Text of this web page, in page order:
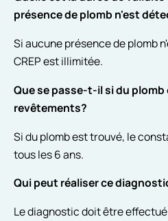
présence de plomb n'est
Si aucune présence de plomb
CREP est illimitée.
Que se passe-t-il si du
revêtements?
Si du plomb est trouvé, le
tous les 6 ans.
Qui peut réaliser ce
Le diagnostic doit être